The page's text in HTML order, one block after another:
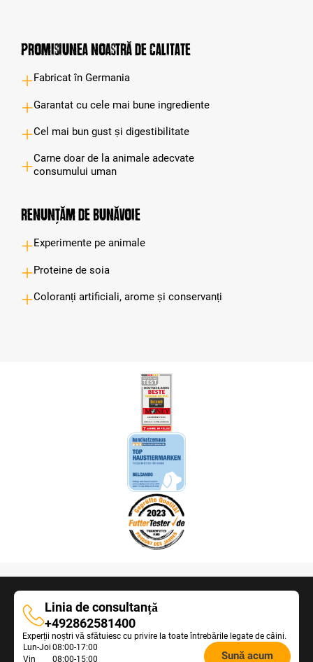
Promisiunea noastră de calitate
Fabricat în Germania
Garantat cu cele mai bune ingrediente
Cel mai bun gust și digestibilitate
Carne doar de la animale adecvate
consumului uman
Renunțăm de bunăvoie
Experimente pe animale
Proteine de soia
Coloranți artificiali, arome și conservanți
Linia de consultanță
Linia
de
consultanță
+492862581400
Experții noștri vă sfătuiesc cu privire la toate întrebările legate de câini.
Opening
Lun-Joi 08:00-17:00
Vin
08:00-15:00 Sună acum